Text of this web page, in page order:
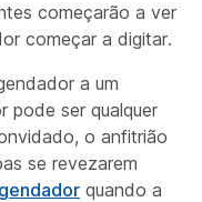
começarão a ver
começar a digitar.
a um
pode ser qualquer
o anfitrião
se revezarem
quando a